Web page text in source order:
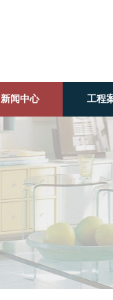
新闻中心 工程